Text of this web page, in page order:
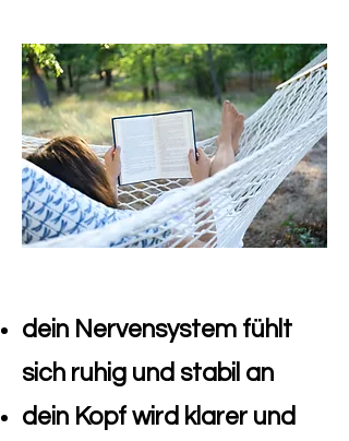
dein Nervensystem fühlt
sich ruhig und stabil an
dein Kopf wird klarer und